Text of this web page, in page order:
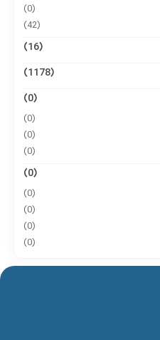
(0)
(42)
(16)
(1178)
(0)
(0)
(0)
(0)
(0)
(0)
(0)
(0)
(0)